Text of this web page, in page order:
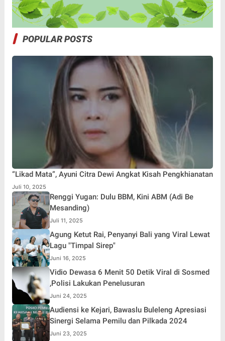
POPULAR POSTS
“Likad Mata”, Ayuni Citra Dewi Angkat Kisah Pengkhianatan
Juli 10, 2025
Renggi Yugan: Dulu BBM, Kini ABM (Adi Be
Mesanding)
Juli 11, 2025
Agung Ketut Rai, Penyanyi Bali yang Viral Lewat
Lagu "Timpal Sirep"
Juni 16, 2025
Vidio Dewasa 6 Menit 50 Detik Viral di Sosmed
,Polisi Lakukan Penelusuran
Juni 24, 2025
Audiensi ke Kejari, Bawaslu Buleleng Apresiasi
Sinergi Selama Pemilu dan Pilkada 2024
Juni 23, 2025